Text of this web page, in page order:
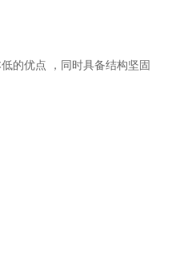
的优点 ，同时具备结构坚固